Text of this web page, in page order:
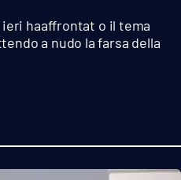
haaffrontat o il tema
a nudo la farsa della